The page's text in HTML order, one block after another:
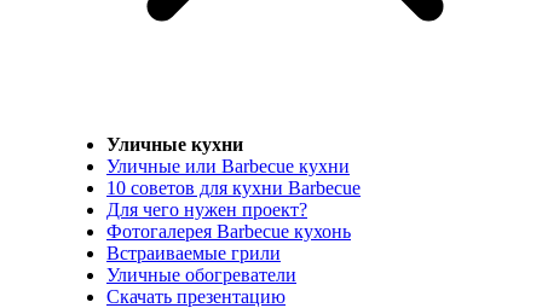
Уличные кухни
Уличные или Barbecue кухни
10 советов для кухни Barbecue
Для чего нужен проект?
Фотогалерея Barbecue кухонь
Встраиваемые грили
Уличные обогреватели
Скачать презентацию